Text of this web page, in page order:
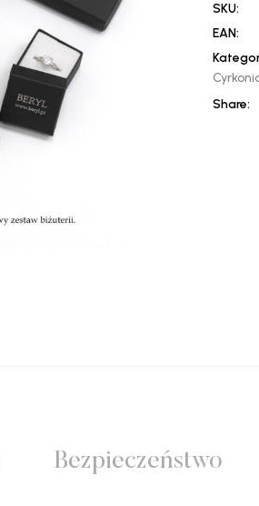
SKU:
EAN:
Share:
Bezpieczeństwo